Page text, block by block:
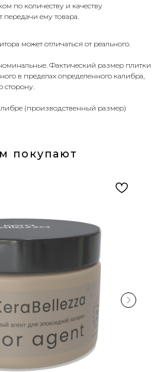
по количеству и качеству
ему товара.
может отличаться от реального.
Фактический размер плитки
в пределах определенного калибра,
(производственный размер)
покупают